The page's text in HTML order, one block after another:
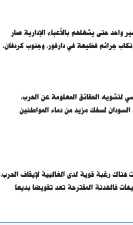
واحد حتى يشغلهم بالأعباء الإدارية صار
جرائم فظيعة في دارفور، وجنوب كردفان.
لتشويه الحقائق المعلومة عن الحرب،
لسفك مزيد من دماء المواطنين
هناك رغبة قوية لدى الغالبية لإيقاف الحرب،
فالهدنة المقترحة تعد تقويضا بديعا